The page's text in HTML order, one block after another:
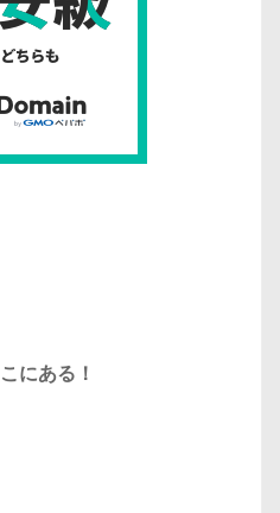
にある！